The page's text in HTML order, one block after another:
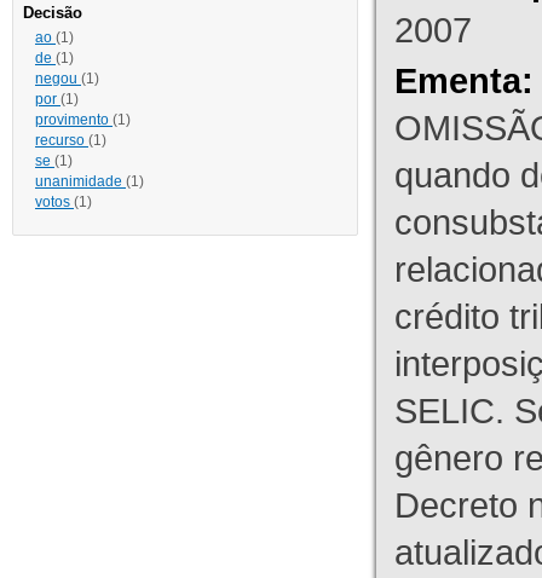
Decisão
ao (1)
de (1)
negou (1)
por (1)
provimento (1)
recurso (1)
se (1)
unanimidade (1)
votos (1)
2007
Ementa:
quando
crédito
SELIC.
gênero
Decreto